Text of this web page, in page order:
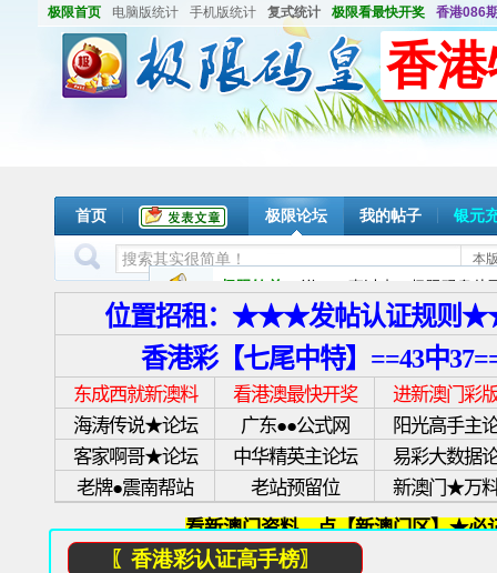
极限首页 电脑版统计 手机版统计 复式统计 极限看最快开奖 香港086
香
首页 极限论坛 我的帖子 银元
本
极限钦差 说： 一直以来；极限码皇
〖香港彩认证高手榜〗